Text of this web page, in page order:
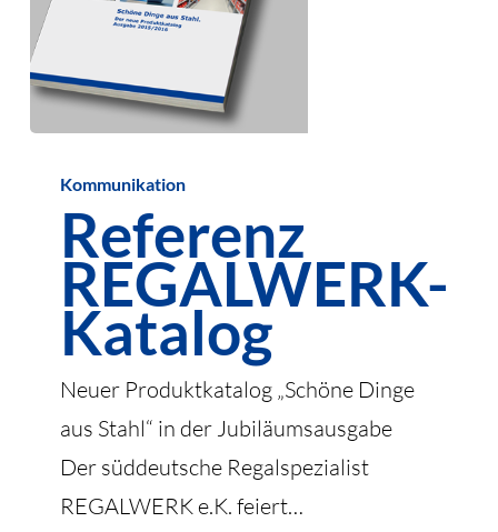
REGALWERK-
Katalog
Kommunikation
Referenz
REGALWERK-
Katalog
Neuer Produktkatalog „Schöne Dinge
aus Stahl“ in der Jubiläumsausgabe
Der süddeutsche Regalspezialist
REGALWERK e.K. feiert…